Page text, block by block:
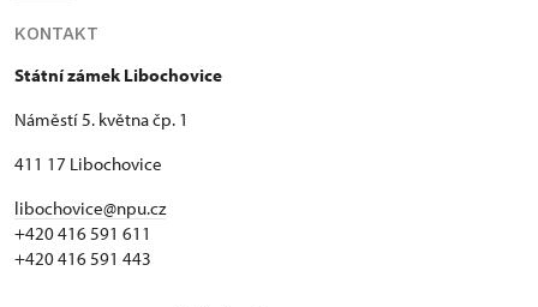
KONTAKT
Státní zámek Libochovice
Náměstí 5. května čp. 1
411 17 Libochovice
libochovice@npu.cz
+420 416 591 611
+420 416 591 443